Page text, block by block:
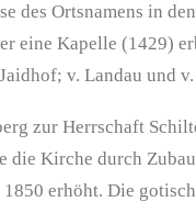
des Ortsnamens in
eine Kapelle (1429)
v. Landau und
zur Herrschaft
Kirche durch
erhöht. Die